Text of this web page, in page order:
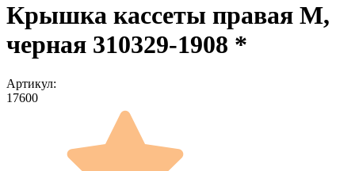
Крышка кассеты правая M,
черная 310329-1908 *
Артикул:
17600